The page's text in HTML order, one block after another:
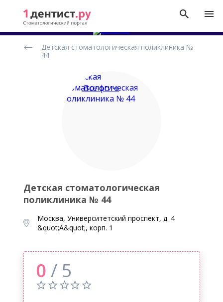
стоматологических
Детская стоматологическая поликлиника №
44
Все фото
Детская стоматологическая
поликлиника № 44
Москва, Университетский проспект, д. 4
&quot;А&quot;, корп. 1
0 / 5